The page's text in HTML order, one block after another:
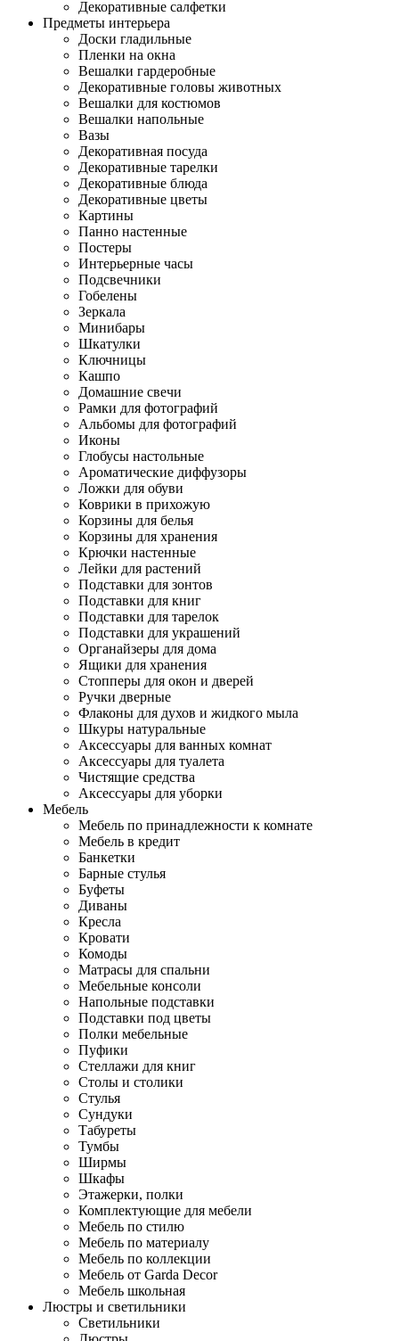
Декоративные салфетки
Предметы интерьера
Доски гладильные
Пленки на окна
Вешалки гардеробные
Декоративные головы животных
Вешалки для костюмов
Вешалки напольные
Вазы
Декоративная посуда
Декоративные тарелки
Декоративные блюда
Декоративные цветы
Картины
Панно настенные
Постеры
Интерьерные часы
Подсвечники
Гобелены
Зеркала
Минибары
Шкатулки
Ключницы
Кашпо
Домашние свечи
Рамки для фотографий
Альбомы для фотографий
Иконы
Глобусы настольные
Ароматические диффузоры
Ложки для обуви
Коврики в прихожую
Корзины для белья
Корзины для хранения
Крючки настенные
Лейки для растений
Подставки для зонтов
Подставки для книг
Подставки для тарелок
Подставки для украшений
Органайзеры для дома
Ящики для хранения
Стопперы для окон и дверей
Ручки дверные
Флаконы для духов и жидкого мыла
Шкуры натуральные
Аксессуары для ванных комнат
Аксессуары для туалета
Чистящие средства
Аксессуары для уборки
Мебель
Мебель по принадлежности к комнате
Мебель в кредит
Банкетки
Барные стулья
Буфеты
Диваны
Кресла
Кровати
Комоды
Матрасы для спальни
Мебельные консоли
Напольные подставки
Подставки под цветы
Полки мебельные
Пуфики
Стеллажи для книг
Столы и столики
Стулья
Сундуки
Табуреты
Тумбы
Ширмы
Шкафы
Этажерки, полки
Комплектующие для мебели
Мебель по стилю
Мебель по материалу
Мебель по коллекции
Мебель от Garda Decor
Мебель школьная
Люстры и светильники
Светильники